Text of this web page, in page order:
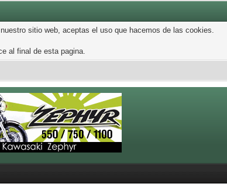
sitio web, aceptas el uso que hacemos de las cookies.
al final de esta pagina.